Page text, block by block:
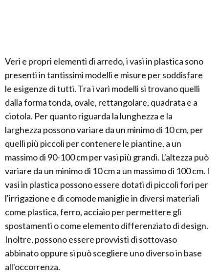
Veri e propri elementi di arredo, i vasi in plastica sono
presenti in tantissimi modelli e misure per soddisfare
le esigenze di tutti. Tra i vari modelli si trovano quelli
dalla forma tonda, ovale, rettangolare, quadrata e a
ciotola. Per quanto riguarda la lunghezza e la
larghezza possono variare da un minimo di 10 cm, per
quelli più piccoli per contenere le piantine, a un
massimo di 90-100 cm per vasi più grandi. L'altezza può
variare da un minimo di 10 cm a un massimo di 100 cm. I
vasi in plastica possono essere dotati di piccoli fori per
l'irrigazione e di comode maniglie in diversi materiali
come plastica, ferro, acciaio per permettere gli
spostamenti o come elemento differenziato di design.
Inoltre, possono essere provvisti di sottovaso
abbinato oppure si può scegliere uno diverso in base
all'occorrenza.